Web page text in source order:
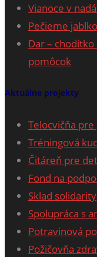
Vianoce v
Pečieme
Dar –
pomôcok
Aktuálne projekty
Telocvičňa
Tréningová
Čitáreň pre
Fond na
Sklad solidarity
Spolupráca s
Potravinová
Požičovňa